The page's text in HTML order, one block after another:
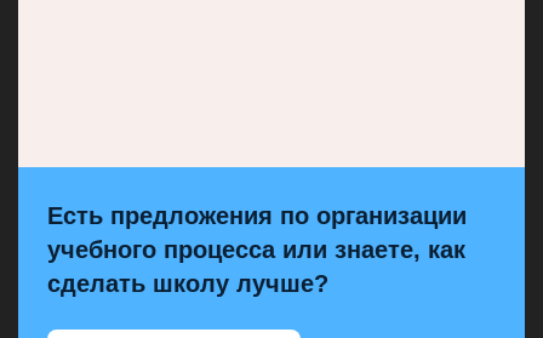
Есть предложения по организации
учебного процесса или знаете, как
сделать школу лучше?